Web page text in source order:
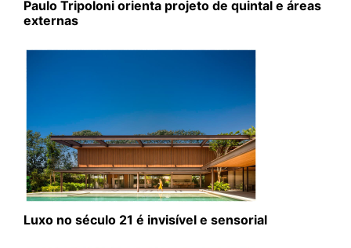
Paulo Tripoloni orienta projeto de quintal e áreas
externas
Luxo no século 21 é invisível e sensorial